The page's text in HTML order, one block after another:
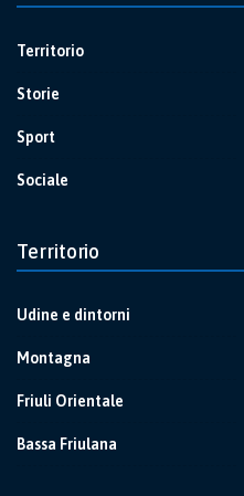
Territorio
Storie
Sport
Sociale
Territorio
Udine e dintorni
Montagna
Friuli Orientale
Bassa Friulana